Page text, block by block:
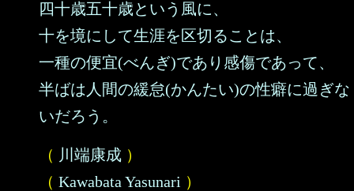
四十歳五十歳という風に、
十を境にして生涯を区切ることは、
一種の便宜(べんぎ)であり感傷であって、
半ばは人間の緩怠(かんたい)の性癖に過ぎな
いだろう。
（ 川端康成 ）
（ Kawabata Yasunari ）